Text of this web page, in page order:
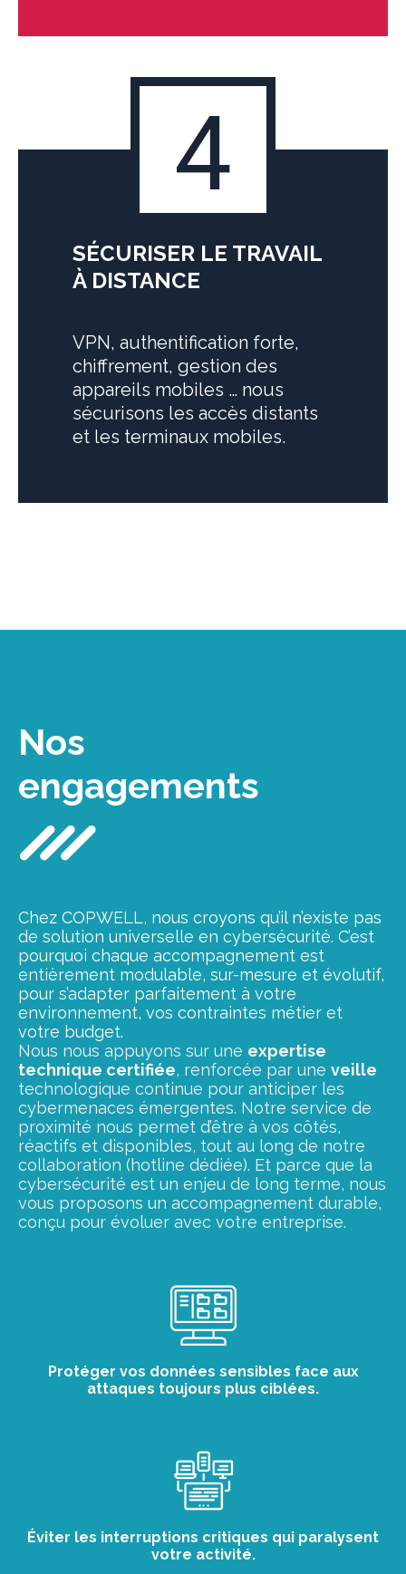
SÉCURISER LE TRAVAIL
À DISTANCE
VPN, authentification forte,
chiffrement, gestion des
appareils mobiles … nous
sécurisons les accès distants
et les terminaux mobiles.
Nos
engagements
Chez COPWELL, nous croyons qu’il n’existe pas
de solution universelle en cybersécurité. C’est
pourquoi chaque accompagnement est
entièrement modulable, sur-mesure et évolutif,
pour s’adapter parfaitement à votre
environnement, vos contraintes métier et
votre budget.
Nous nous appuyons sur une expertise
technique certifiée, renforcée par une veille
technologique continue pour anticiper les
cybermenaces émergentes. Notre service de
proximité nous permet d’être à vos côtés,
réactifs et disponibles, tout au long de notre
collaboration (hotline dédiée). Et parce que la
cybersécurité est un enjeu de long terme, nous
vous proposons un accompagnement durable,
conçu pour évoluer avec votre entreprise.
Protéger vos données sensibles face aux
attaques toujours plus ciblées.
Éviter les interruptions critiques qui paralysent
votre activité.